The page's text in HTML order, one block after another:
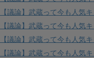
【議論】武蔵って今も人気
【議論】武蔵って今も人気
【議論】武蔵って今も人気
【議論】武蔵って今も人気